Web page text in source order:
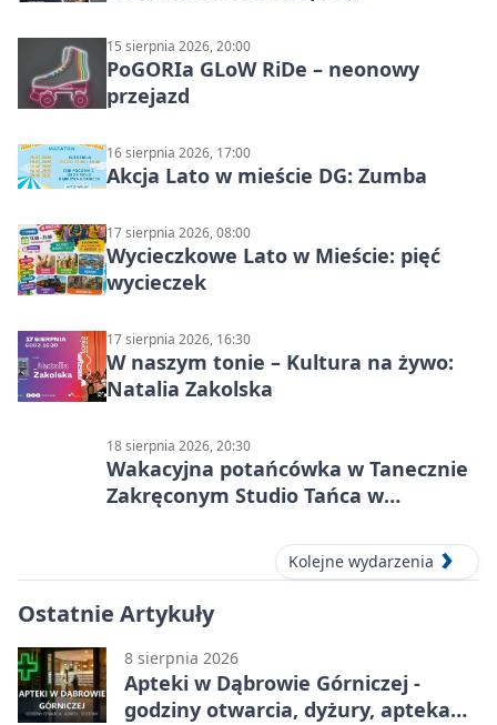
15 sierpnia 2026, 20:00
PoGORIa GLoW RiDe – neonowy
przejazd
16 sierpnia 2026, 17:00
Akcja Lato w mieście DG: Zumba
17 sierpnia 2026, 08:00
Wycieczkowe Lato w Mieście: pięć
wycieczek
17 sierpnia 2026, 16:30
W naszym tonie – Kultura na żywo:
Natalia Zakolska
18 sierpnia 2026, 20:30
Wakacyjna potańcówka w Tanecznie
Zakręconym Studio Tańca w
Kolejne wydarzenia
Ostatnie Artykuły
8 sierpnia 2026
Apteki w Dąbrowie Górniczej -
godziny otwarcia, dyżury, apteka